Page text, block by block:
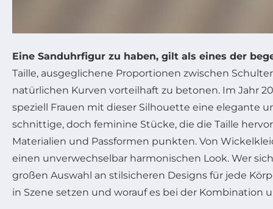
Eine Sanduhrfigur zu haben, gilt als eines der
Taille, ausgeglichene Proportionen zwischen
natürlichen Kurven vorteilhaft zu betonen. Im Jahr
speziell Frauen mit dieser Silhouette eine elegante
schnittige, doch feminine Stücke, die die Taille
Materialien und Passformen punkten. Von
einen unverwechselbar harmonischen Look. Wer
großen Auswahl an stilsicheren Designs für jede
in Szene setzen und worauf es bei der Kombination